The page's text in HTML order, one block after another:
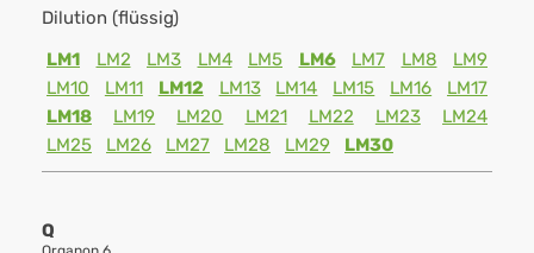
Dilution (flüssig)
LM1
LM2 LM3 LM4 LM5 LM6 LM7 LM8
LM9
LM10
LM11 LM12 LM13 LM14 LM15 LM16
LM17
LM18
LM19 LM20 LM21 LM22 LM23
LM24
LM25
LM26 LM27 LM28 LM29 LM30
Q